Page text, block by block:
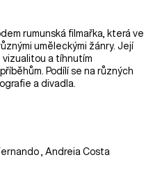
rumunská filmařka, která ve
uměleckými žánry. Její
vizualitou a tíhnutím
Podílí se na různých
a divadla.
, Andreia Costa